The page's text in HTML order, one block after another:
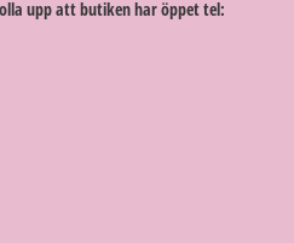
upp att butiken har öppet tel: